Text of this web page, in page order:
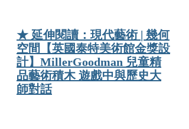
★ 延伸閱讀： 現代藝術 | 幾何
空間【英國泰特美術館金獎設
計】MillerGoodman 兒童精
品藝術積木 遊戲中與歷史大
師對話